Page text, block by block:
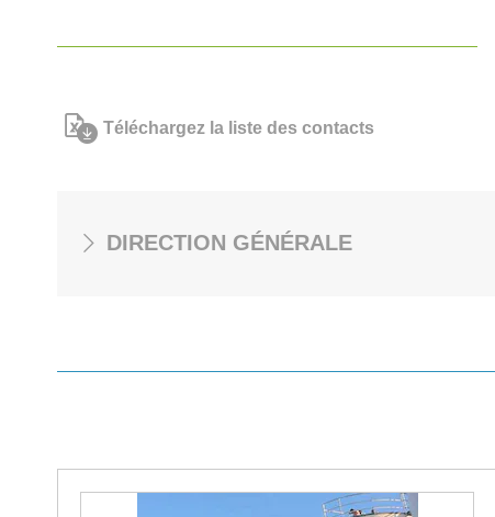
Téléchargez la liste des contacts
DIRECTION GÉNÉRALE